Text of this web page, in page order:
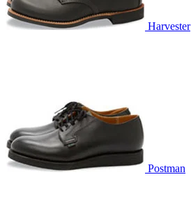
Harvester
Postman